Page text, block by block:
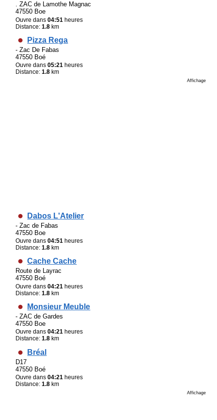
. ZAC de Lamothe Magnac
47550 Boe
Ouvre dans04:51 heures
Distance:1.8 km
Pizza Rega
- Zac De Fabas
47550 Boé
Ouvre dans05:21 heures
Distance:1.8 km
Affichage
Dabos L'Atelier
- Zac de Fabas
47550 Boe
Ouvre dans04:51 heures
Distance:1.8 km
Cache Cache
Route de Layrac
47550 Boé
Ouvre dans04:21 heures
Distance:1.8 km
Monsieur Meuble
- ZAC de Gardes
47550 Boe
Ouvre dans04:21 heures
Distance:1.8 km
Bréal
D17
47550 Boé
Ouvre dans04:21 heures
Distance:1.8 km
Affichage